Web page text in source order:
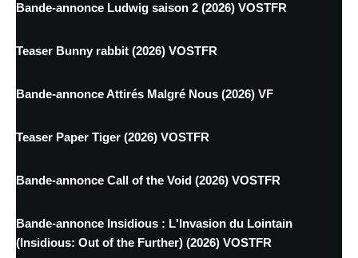
Bande-annonce Ludwig saison 2 (2026) VOSTFR
Teaser Bunny rabbit (2026) VOSTFR
Bande-annonce Attirés Malgré Nous (2026) VF
Teaser Paper Tiger (2026) VOSTFR
Bande-annonce Call of the Void (2026) VOSTFR
Bande-annonce Insidious : L'Invasion du Lointain
(Insidious: Out of the Further) (2026) VOSTFR